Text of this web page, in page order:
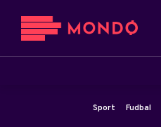
Sport Fudbal